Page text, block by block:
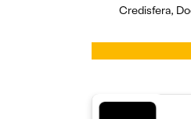
Credisfera,